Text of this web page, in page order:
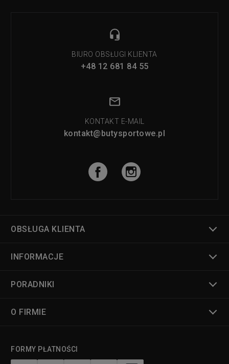
BIURO OBSŁUGI KLIENTA
+48 12 681 84 55
KONTAKT E-MAIL
kontakt@butysportowe.pl
OBSŁUGA KLIENTA
INFORMACJE
PORADNIKI
O FIRMIE
FORMY PŁATNOŚCI